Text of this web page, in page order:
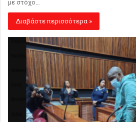
με στόχο…
Διαβάστε περισσότερα »